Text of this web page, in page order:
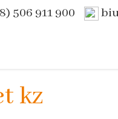
506 911 900
kz